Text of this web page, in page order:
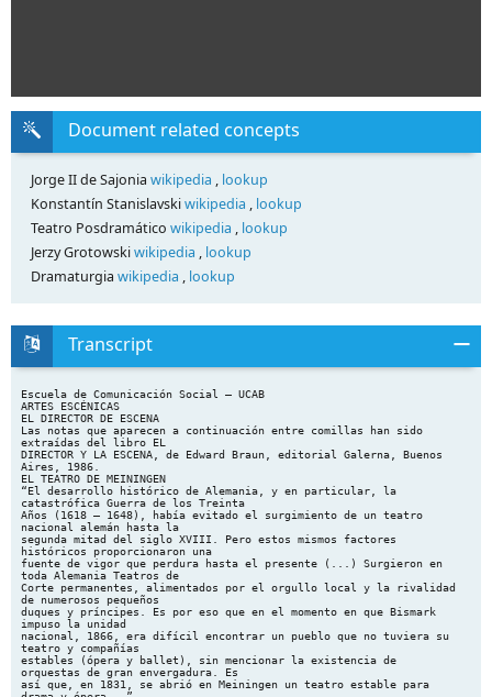
Document related concepts
Jorge II de Sajonia wikipedia , lookup
Konstantín Stanislavskiwikipedia , lookup
Teatro Posdramático wikipedia , lookup
Jerzy Grotowskiwikipedia , lookup
Dramaturgia wikipedia , lookup
Transcript
Escuela de Comunicación Social – UCAB ARTES ESCÉNICAS EL DIRECTOR DE ESCENA Las notas que aparecen a continuación entre comillas han sido extraídas del libro EL DIRECTOR Y LA ESCENA, de Edward Braun, editorial Galerna, Buenos Aires, 1986. EL TEATRO DE MEININGEN “El desarrollo histórico de Alemania, y en particular, la catastrófica Guerra de los Treinta Años (1618 – 1648), había evitado el surgimiento de un teatro nacional alemán hasta la segunda mitad del siglo XVIII. Pero estos mismos factores históricos proporcionaron una fuente de vigor que perdura hasta el presente (...) Surgieron en toda Alemania Teatros de Corte permanentes, alimentados por el orgullo local y la rivalidad de numerosos pequeños duques y príncipes. Es por eso que en el momento en que Bismark impuso la unidad nacional, 1866, era difícil encontrar un pueblo que no tuviera su teatro y compañías estables (ópera y ballet), sin mencionar la existencia de orquestas de gran envergadura. Es así que, en 1831, se abrió en Meiningen un teatro estable para drama y ópera...” Veamos cómo se desarrollan los primeros años de la compañía de Meiningen: “Bodenstedt, su nuevo director artístico, poeta y traductor de teatro renacentista inglés, se granjeó la buena voluntad del duque gracias a su insistencia en representar a Shakespeare sin cortes ni adulteraciones. Por otra parte, Bodenstet era también un seguidor de Goethe, quien como director artístico en el Teatro de la Corte de Weimar, había promovido las virtudes clásicas de moderación y balance en la producción y valoraba una dicción correcta mucho más que los efectos escénicos. Hacia 1870, al duque le resultaba imposible trabajar con Bodenstet y durante los próximos cinco años se desempeñó como su propio director artístico”. Debo aclarar en primer lugar que la existencia de estos “Teatros de Corte”, su proliferación y carácter permanente, ofreció un primer espacio de trabajo para el “Director de Escena”, quien cumplía en primer término la tarea de coordinar la producción teatral. En este sentido, todavía no se daba el paso a la figura del Director como creador, como figura de peso en el teatro. Como se pudo leer en el texto “Historia Básico del Arte Escénico”, justo antes del triunfo del realismo, asistimos a un teatro donde el actor era el protagonista, tiempo de grandes figuras de la escena, siendo lo más importante la correcta dicción, la actuación frontal dirigida y ofrecida al espectador, la voz y el gesto trabajados de forma tal que pudieran ser percibidos claramente por la audiencia como formas “estilizadas, sublimadas” que no buscaban imitar la expresión cotidiana, sino representar lo bello y perfecto. Vemos en la cita anterior un aspecto significativo: se dice que al Dique Jorge se le hizo imposible continuar trabajando con Bodenstedt, debido a que éste comulgaba con “las virtudes clásicas de moderación y balance en la producción y valoraba una dicción Escuela de Comunicación Social – UCAB ARTES ESCÉNICAS correcta...” Vale decir que el primer período de trabajo en el Teatro de Meiningen estuvo caracterizado por el tipo de teatro y de trabajo actoral descrito anteriormente. Pero el Duque Jorge buscaba ya otros tumbos de experimentación y desarrollo escénico. Sin embargo, en esta primera etapa ya se mostraban algunos aportes relevantes, con relación a la figura del Director Teatral. En primer lugar, desde sus inicios, el teatro de Meiningen trabajó bajo una férrea disciplina, dando mucha importancia a los detalles del escenario, al vestuario y a la disposición de los actores en el escenario. Dedicaban numerosas horas a montar una escena, especialmente aquellas de gran cantidad de actores en escena, preocupados por su colocación, sus movimientos y toda la relación del conjunto. Su obsesión por el realismo, por reproducir de forma fiel la realidad histórica (camino de trabajo determinado por el propio Duque Jorge), generó una gran capacidad para el desarrollo de escenografía y vestuario, llegando ellos a significar más que un simple decorado o un disfraz. Escenografía y vestuario significaban algo más, tenían peso en el conjunto e incluso generaban influencia en la forma que tomaba la representación por parte de los actores. “El duque Jorge fue asistido en la dirección artística por Ellen Franz y Ludwig Chronegk... La actriz, que se casó con el duque en 1873, participó en la selección y adaptación de textos y fue responsable de la instrucción de la compañía en interpretación y expresión. Sin embargo, habiendo sido ella misma entrenada en el estricto estilo formal desarrollado por Goethe en Weimar, nunca tuvo éxito en fomentar la naturalidad del discurso que el estilo de Meiningen requería (...) Chronegk tenía como tarea la administración de la compañía y la conducción de ensayos, así como también el traducir las instrucciones e ilustraciones de Jorge en el lenguaje de la acción escénica. Una relación semejante existía entre el duque y sus diseñadores: aquél llevaba a cabo la investigación y presentaba dibujos detallados que ellos vertían en términos plásticos”. Los montajes de la Compañía de Meiningen exigían grandes elencos, espléndidos vestuarios y escenografía de época, de períodos históricos relevantes. La compañía tenía alrededor de 70 miembros, pero en diversos montajes a menudo era necesario tener disponibles a al menos 200 actores. Era usual que cuando el grupo estuviese de gira utilizara actores locales para completar el elenco necesario para sus montajes, los cuáles debían adaptarse al método Meiningen. Chronegk era un verdadero dictador, así lo llegó a catalogar el mismo Stanislavsky, pero era necesario por la cantidad de detalles que debía manejar, el número de actores en escena en momentos determinados y la coherencia total que buscaba su teatro. Lo interesante, y también uno de sus aportes, es que en el Teatro de Meiningen no existían “Grandes Figuras”, pues se hacía énfasis en el trabajo de conjunto. Escuela de Comunicación Social – UCAB ARTES ESCÉNICAS Otro elemento que resalta es el método de trabajo. Por una parte, la actriz Ellen Franz realiza la instrucción en interpretación y expresión, vale decir, el trabajo sobre el actor. Por otra parte, Chronegk era el encargado de traducir, de llevar a escena, la visión del duque. Podemos decir que este último era el Director, mientras aquel era un asistente de dirección, con una carga muy alta de responsabilidad (y que en muchas ocasiones tuvo que llevar todo el peso de las producciones). Pero vemos aquí ya un proceso de Dirección. El duque generaba primero una imagen general, expresadas en dibujos, pinturas, diagramas. Chronegk debía llevar esto a la escena, al montaje, y los diseñadores del duque trabajar en la confección de los elementos de escenografía y seguramente de vestuario. Volvamos a la fuerte figura del Director: “Stanislavsky, que lo observó trabajando en Moscú, estaba profundamente impresionado y confesaba haberse convertido en un director despótico a imitación de Chronegk. En su opinión, Chronegk, el más genial de los hombres de teatro, estaba obligado a imponer una disciplina de hierro a fin de lograr la coordinación necesaria de recursos que las complejas ideas del duque requerían. Pensaba que había sido esto lo que lo llevaba a desatender el trabajo individual con los actores, quienes en consecuencia descuidaban el nivel de actuación. Peor de cualquier manera, en Meiningen se evitaba contratar actores de renombre por miedo a que aquellos con destacado talento pudieran imponerse al grupo y de esta manera destruir todo el conjunto”. El teatro de Meiningen, de esta manera, dio muestras de evolución. No funcionó para el método de este grupo las actuaciones poco naturales, por el contrario, la exactitud histórica requería también mayor naturalidad. Se permitía a los actores, y así se les indicaba, dialogar de espaldas al público, e incluso se les exigía en algunos casos mayor concentración en la acción y en los otros actores que en la audiencia. Esto fue una sorpresa para el público y los críticos de la época. “... En tanto que el duque Jorge pudo haber estado mayormente interesado en los problemas de exactitud histórica, llegó eventualmente a darse cuenta del poder expresivo de la imagen escénica usando los elementos de la composición para transmitir la tensión interna de la obra dramática (...) El principio de crear un ambiente con el que el actor pudiera establecer una relación fluida fue válido y condujo inevitablemente a un estilo mucho más natural de actuación. Es significativo que Antoine comentara con entusiasmo sobre la habilidad de los actores de Meiningen, de concentrar su atención el uno en el otro, en ves de dirigirla hacia el público, hasta el punto de decir sus parlamentos mirando al fondo de la escena. Este fue un principio que tanto Antoine como Stanislavsky adoptaron como un resultado considerable. Una evolución similar se produjo al abordar el Meiningen los problemas del vestuario. No era suficiente el que los trajes fueran auténticos hasta el último detalle: debían usarse correctamente, ser ropa más que disfraces”. Escuela de Comunicación Social – UCAB ARTES ESCÉNICAS Podemos comprender esta evolución del teatro el Meinigen a través del trabajo desarrollado por el propio Ibsen, quien, como sabemos, pasó de escribir dramas históricos a determinar el triunfo del realismo y sentó las bases del teatro simbólico a través de su dramaturgia. Meiningen montó también piezas de Ibsen, incluso aquellas que estuvieron prohibidas y que no disfrutaban de aceptación en la época. El primer texto de Ibsen montado por Meinigen fue “Los Pretendientes” (1876), drama histórico “en la forma épica Noruega”. Pero más tarde abordarían trabajos como “Espectros” (1881 – 1889), un verdadero escándalo y que tuvo pocas presentaciones por la poca aceptación del público frente al trabajo de Ibsen. Años después montan “Un enemigo del Pueblo” (1890), demostrando Meiningen que su método y el trabajo de su grupo no dependía de “obras históri